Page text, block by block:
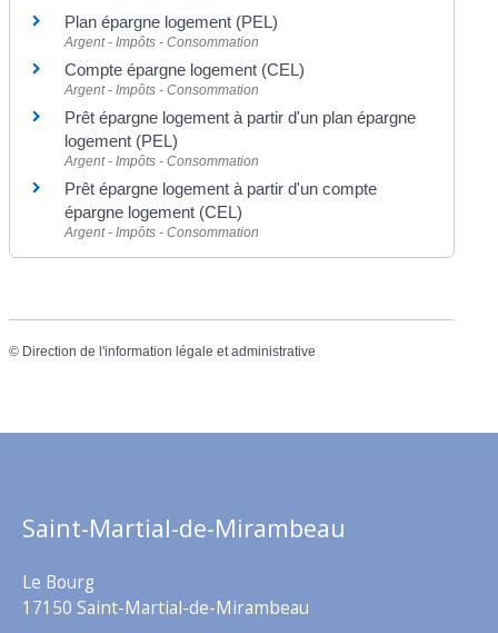
Plan épargne logement (PEL)
Argent - Impôts - Consommation
Compte épargne logement (CEL)
Argent - Impôts - Consommation
Prêt épargne logement à partir d'un plan épargne
logement (PEL)
Argent - Impôts - Consommation
Prêt épargne logement à partir d'un compte
épargne logement (CEL)
Argent - Impôts - Consommation
© Direction de l'information légale et administrative
Saint-Martial-de-Mirambeau
Le Bourg
17150 Saint-Martial-de-Mirambeau